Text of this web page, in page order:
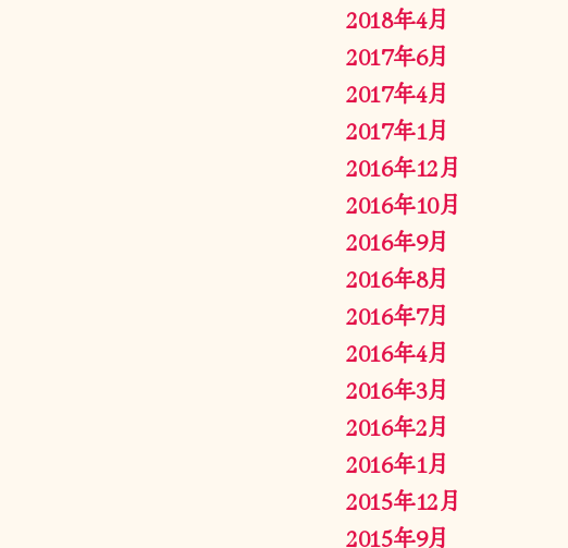
2018年4月
2017年6月
2017年4月
2017年1月
2016年12月
2016年10月
2016年9月
2016年8月
2016年7月
2016年4月
2016年3月
2016年2月
2016年1月
2015年12月
2015年9月